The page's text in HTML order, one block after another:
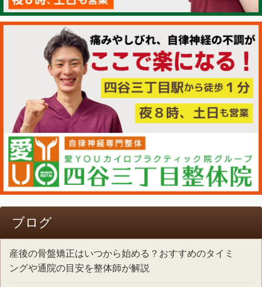
ブログ
産後の骨盤矯正はいつから始める？おすすめのタイミ
ングや通院の目安を整体師が解説